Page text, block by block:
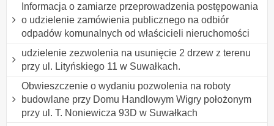
Informacja o zamiarze przeprowadzenia postępowania
o udzielenie zamówienia publicznego na odbiór
odpadów komunalnych od właścicieli nieruchomości
udzielenie zezwolenia na usunięcie 2 drzew z terenu
przy ul. Lityńskiego 11 w Suwałkach.
Obwieszczenie o wydaniu pozwolenia na roboty
budowlane przy Domu Handlowym Wigry położonym
przy ul. T. Noniewicza 93D w Suwałkach